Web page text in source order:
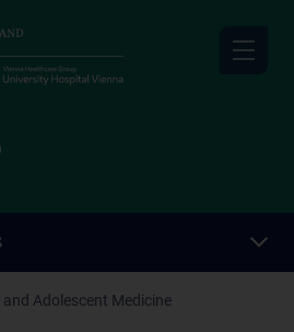
Adolescent Medicine